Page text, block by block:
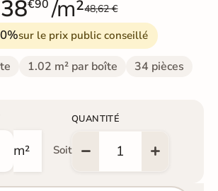
38€90 /m²48,62 €
sur le prix public conseillé
1.02 m² par boîte 34 pièces
m² Soit
QUANTITÉ